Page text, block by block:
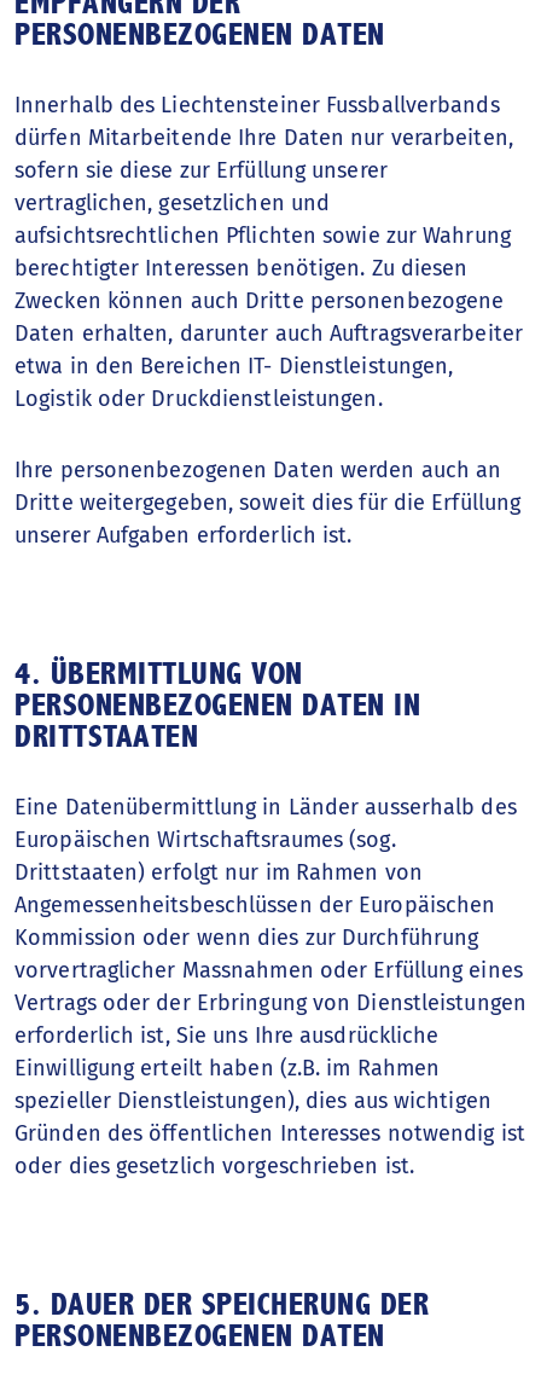
PERSONENBEZOGENEN DATEN
Innerhalb des Liechtensteiner Fussballverbands
dürfen Mitarbeitende Ihre Daten nur verarbeiten,
sofern sie diese zur Erfüllung unserer
vertraglichen, gesetzlichen und
aufsichtsrechtlichen Pflichten sowie zur Wahrung
berechtigter Interessen benötigen. Zu diesen
Zwecken können auch Dritte personenbezogene
Daten erhalten, darunter auch Auftragsverarbeiter
etwa in den Bereichen IT- Dienstleistungen,
Logistik oder Druckdienstleistungen.
Ihre personenbezogenen Daten werden auch an
Dritte weitergegeben, soweit dies für die Erfüllung
unserer Aufgaben erforderlich ist.
4. ÜBERMITTLUNG VON
PERSONENBEZOGENEN DATEN IN
DRITTSTAATEN
Eine Datenübermittlung in Länder ausserhalb des
Europäischen Wirtschaftsraumes (sog.
Drittstaaten) erfolgt nur im Rahmen von
Angemessenheitsbeschlüssen der Europäischen
Kommission oder wenn dies zur Durchführung
vorvertraglicher Massnahmen oder Erfüllung eines
Vertrags oder der Erbringung von Dienstleistungen
erforderlich ist, Sie uns Ihre ausdrückliche
Einwilligung erteilt haben (z.B. im Rahmen
spezieller Dienstleistungen), dies aus wichtigen
Gründen des öffentlichen Interesses notwendig ist
oder dies gesetzlich vorgeschrieben ist.
5. DAUER DER SPEICHERUNG DER
PERSONENBEZOGENEN DATEN